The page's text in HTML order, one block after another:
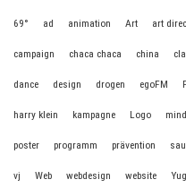
69° ad animation Art art
campaign chaca chaca china
dance design drogen egoFM
harry klein kampagne Logo
poster programm prävention
vj Web webdesign website